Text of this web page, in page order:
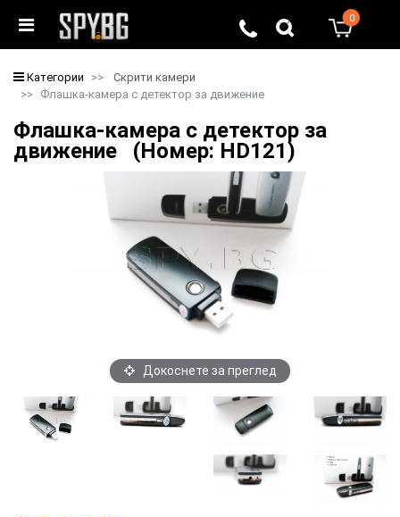
0
Категории
Скрити камери
Флашка-камера с детектор за движение
Флашка-камера с детектор за
движение (Номер: HD121)
Докоснете за преглед